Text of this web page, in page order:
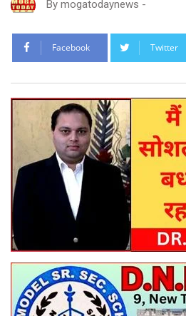
By mogatodaynews -
Facebook Twitter